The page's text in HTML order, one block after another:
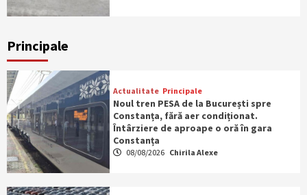
Principale
Actualitate Principale
Noul tren PESA de la București spre
Constanța, fără aer condiționat.
Întârziere de aproape o oră în gara
Constanța
08/08/2026 Chirila Alexe